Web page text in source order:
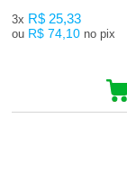
3x R$ 25,33
ou R$ 74,10 no pix